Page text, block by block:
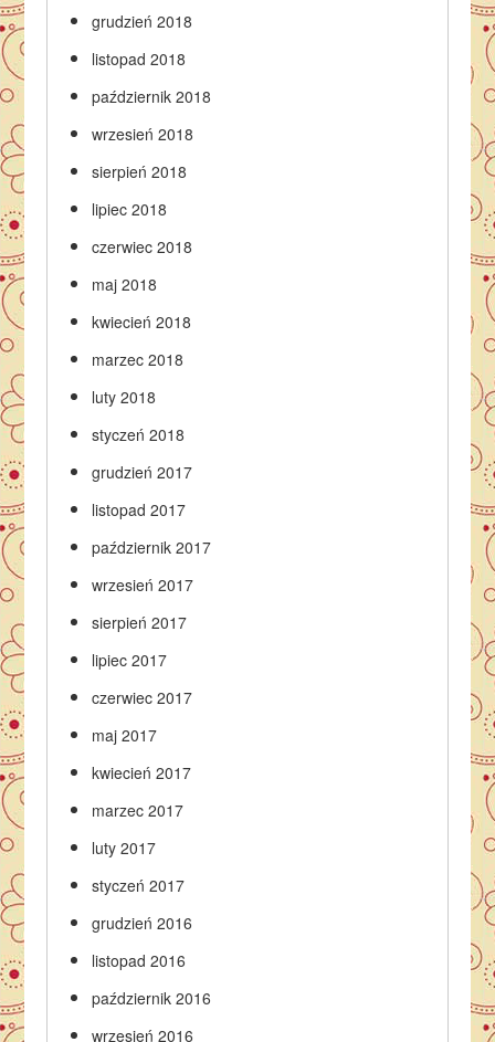
grudzień 2018
listopad 2018
październik 2018
wrzesień 2018
sierpień 2018
lipiec 2018
czerwiec 2018
maj 2018
kwiecień 2018
marzec 2018
luty 2018
styczeń 2018
grudzień 2017
listopad 2017
październik 2017
wrzesień 2017
sierpień 2017
lipiec 2017
czerwiec 2017
maj 2017
kwiecień 2017
marzec 2017
luty 2017
styczeń 2017
grudzień 2016
listopad 2016
październik 2016
wrzesień 2016